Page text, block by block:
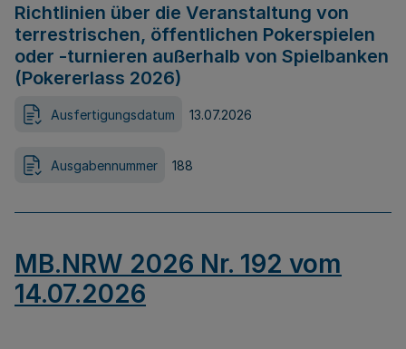
Richtlinien über die Veranstaltung von
terrestrischen, öffentlichen Pokerspielen
oder -turnieren außerhalb von Spielbanken
(Pokererlass 2026)
Ausfertigungsdatum 13.07.2026
Ausgabennummer 188
MB.NRW 2026 Nr. 192 vom
14.07.2026